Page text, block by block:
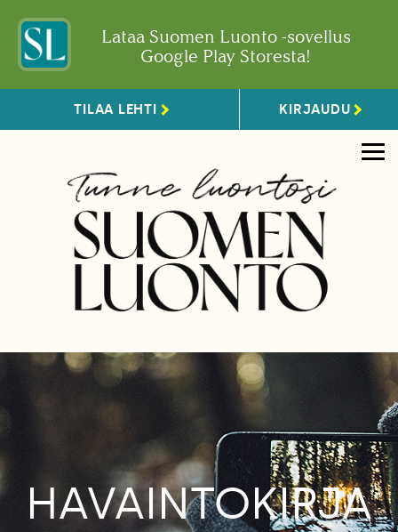
Lataa Suomen Luonto -sovellus
Google Play Storesta!
TILAA LEHTI KIRJAUDU
HAVAINTOKIRJA